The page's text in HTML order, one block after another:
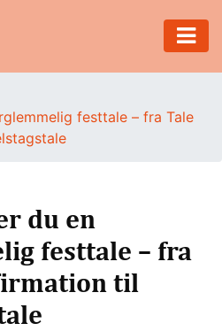
festtale – fra Tale
du en
festtale – fra
til